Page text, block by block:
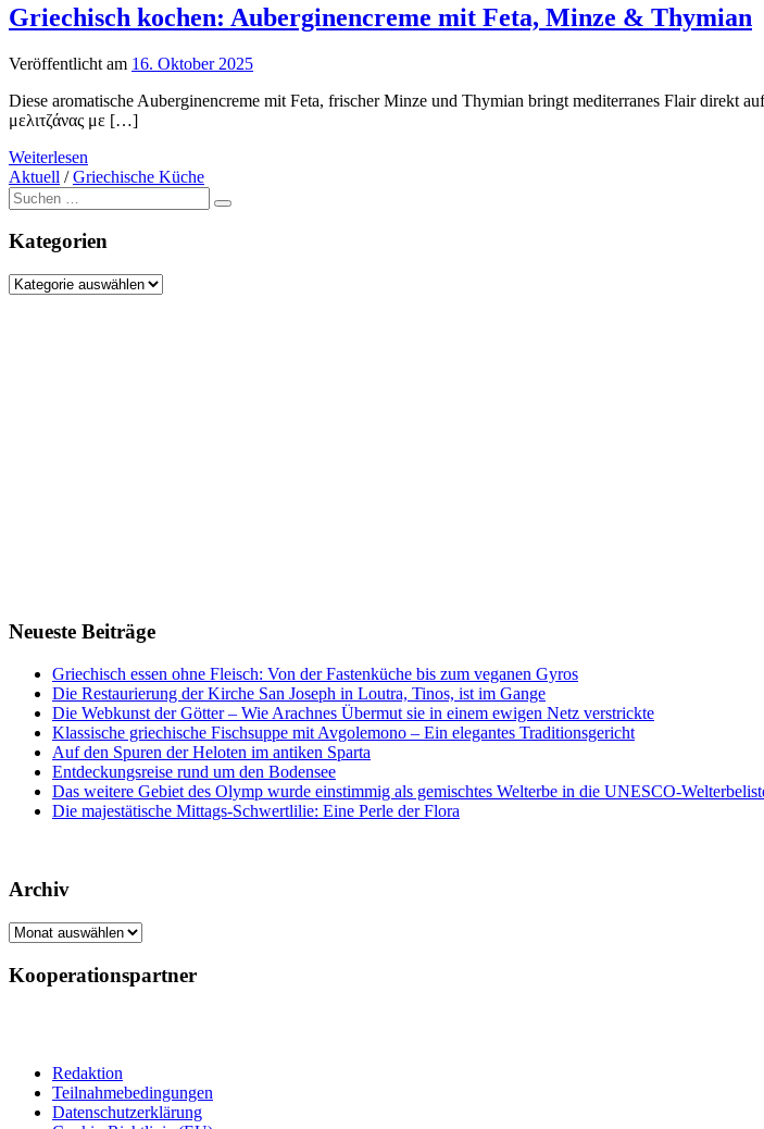
Griechisch kochen: Auberginencreme mit Feta, Minze & Thymian
Veröffentlicht am 16. Oktober 2025
Diese aromatische Auberginencreme mit Feta, frischer Minze und Thymian bringt mediterranes Flair direkt
μελιτζάνας με […]
Weiterlesen
Aktuell /Griechische Küche
Suche
nach:
Kategorien
Kategorien
Neueste Beiträge
Griechisch essen ohne Fleisch: Von der Fastenküche bis zum veganen Gyros
Die Restaurierung der Kirche San Joseph in Loutra, Tinos, ist im Gange
Die Webkunst der Götter – Wie Arachnes Übermut sie in einem ewigen Netz verstrickte
Klassische griechische Fischsuppe mit Avgolemono – Ein elegantes Traditionsgericht
Auf den Spuren der Heloten im antiken Sparta
Entdeckungsreise rund um den Bodensee
Das weitere Gebiet des Olymp wurde einstimmig als gemischtes Welterbe in die UNESCO-
Die majestätische Mittags-Schwertlilie: Eine Perle der Flora
Archiv
Archiv
Kooperationspartner
Redaktion
Teilnahmebedingungen
Datenschutzerklärung